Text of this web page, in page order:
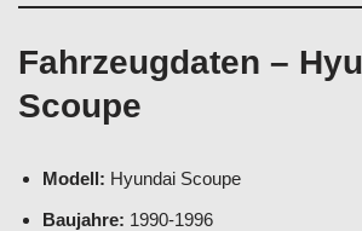
Fahrzeugdaten –
Scoupe
Modell: Hyundai Scoupe
Baujahre: 1990-1996